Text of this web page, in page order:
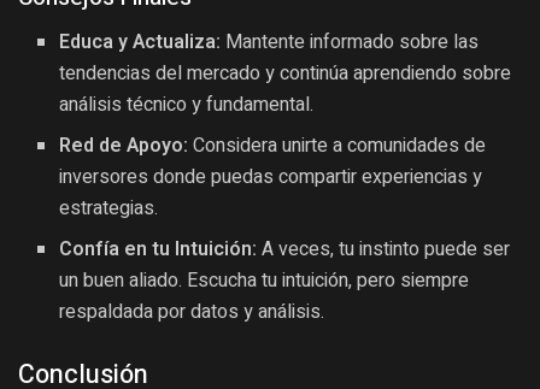
Educa y Actualiza: Mantente informado sobre las
tendencias del mercado y continúa aprendiendo sobre
análisis técnico y fundamental.
Red de Apoyo: Considera unirte a comunidades de
inversores donde puedas compartir experiencias y
estrategias.
Confía en tu Intuición: A veces, tu instinto puede ser
un buen aliado. Escucha tu intuición, pero siempre
respaldada por datos y análisis.
Conclusión